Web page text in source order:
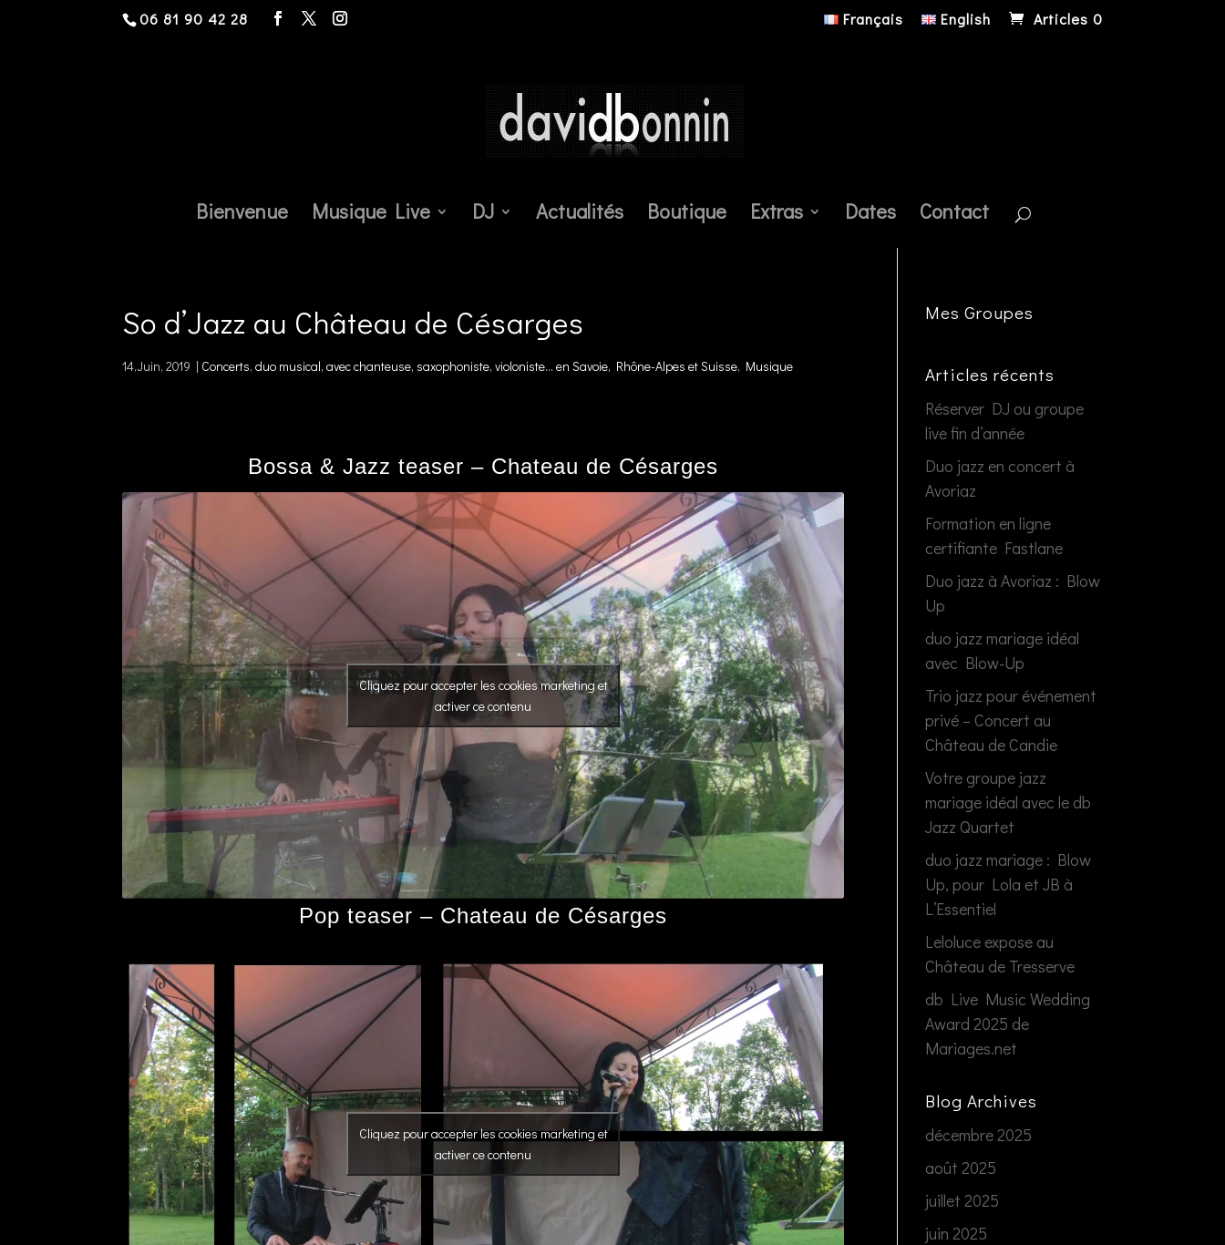
06 81 90 42 28 Français English Articles 0
Bienvenue Musique Live DJ Actualités Boutique Extras Dates Contact
So d’Jazz au Château de Césarges
14,Juin, 2019 | Concerts,duo musical, avec chanteuse, saxophoniste, violoniste... en Savoie, Rhône-Alpes et Suisse, Musique
Bossa & Jazz teaser – Chateau de Césarges
Cliquez pour accepter les cookies marketing et
activer ce contenu
Pop teaser – Chateau de Césarges
Cliquez pour accepter les cookies marketing et
activer ce contenu
Mes Groupes
Articles récents
Réserver DJ ou groupe
live fin d’année
Duo jazz en concert à
Avoriaz
Formation en ligne
certifiante Fastlane
Duo jazz à Avoriaz : Blow
Up
duo jazz mariage idéal
avec Blow-Up
Trio jazz pour événement
privé – Concert au
Château de Candie
Votre groupe jazz
mariage idéal avec le db
Jazz Quartet
duo jazz mariage : Blow
Up, pour Lola et JB à
L’Essentiel
Leloluce expose au
Château de Tresserve
db Live Music Wedding
Award 2025 de
Mariages.net
Blog Archives
décembre 2025
août 2025
juillet 2025
juin 2025